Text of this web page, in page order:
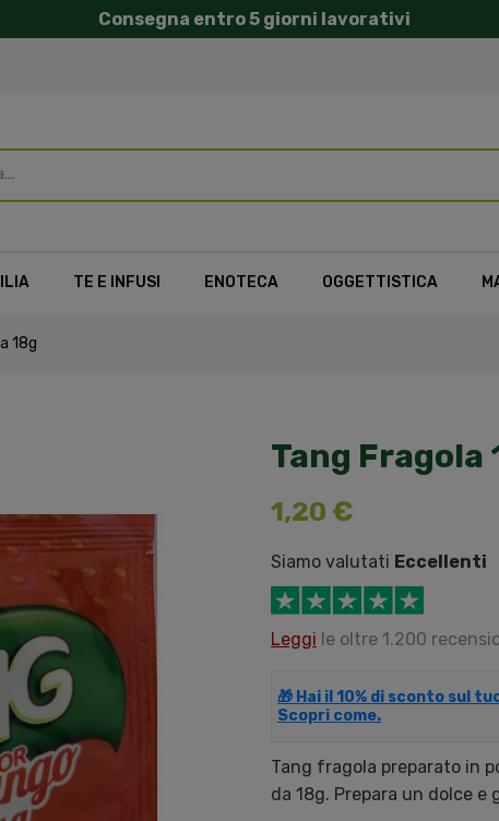
Consegna entro 5 giorni lavorativi
TE E INFUSI ENOTECA OGGETTISTICA
18g
Tang Fragola
1,20 €
Siamo valutati Eccellenti
Leggi le oltre 1.200
🎁 Hai il 10% di sconto sul
Scopri come.
Tang fragola preparato in
da 18g. Prepara un dolce